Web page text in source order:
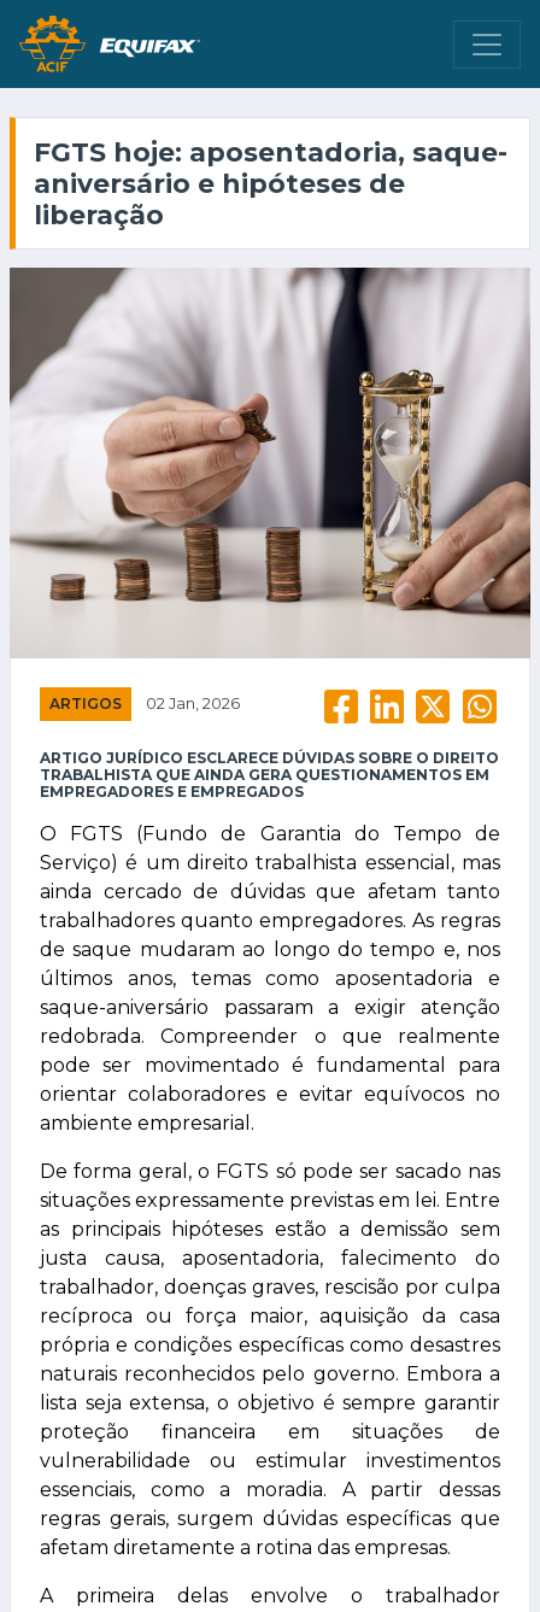
FGTS hoje: aposentadoria, saque-
aniversário e hipóteses de
liberação
ARTIGOS 02 Jan, 2026
ARTIGO JURÍDICO ESCLARECE DÚVIDAS SOBRE O DIREITO
TRABALHISTA QUE AINDA GERA QUESTIONAMENTOS EM
EMPREGADORES E EMPREGADOS
O FGTS (Fundo de Garantia do Tempo de
Serviço) é um direito trabalhista essencial, mas
ainda cercado de dúvidas que afetam tanto
trabalhadores quanto empregadores. As regras
de saque mudaram ao longo do tempo e, nos
últimos anos, temas como aposentadoria e
saque-aniversário passaram a exigir atenção
redobrada. Compreender o que realmente
pode ser movimentado é fundamental para
orientar colaboradores e evitar equívocos no
ambiente empresarial.
De forma geral, o FGTS só pode ser sacado nas
situações expressamente previstas em lei. Entre
as principais hipóteses estão a demissão sem
justa causa, aposentadoria, falecimento do
trabalhador, doenças graves, rescisão por culpa
recíproca ou força maior, aquisição da casa
própria e condições específicas como desastres
naturais reconhecidos pelo governo. Embora a
lista seja extensa, o objetivo é sempre garantir
proteção financeira em situações de
vulnerabilidade ou estimular investimentos
essenciais, como a moradia. A partir dessas
regras gerais, surgem dúvidas específicas que
afetam diretamente a rotina das empresas.
A primeira delas envolve o trabalhador